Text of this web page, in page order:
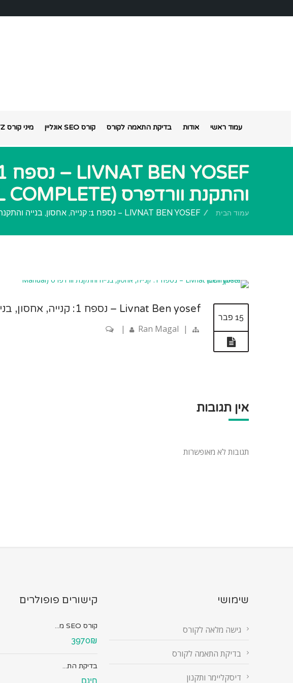
עמוד ראשי אודות בדיקת התאמה לקורס קורס SEO אונליין מיני קורס SEO BLITZ לעסקים
והתקנת וורדפרס (MANUAL COMPLETE)
עמוד הבית LIVNAT BEN YOSEF – נספח 1: קנייה, אחסון, בנייה והתקנת וורדפרס (MANUAL COMPLETE)
15 פבר
Livnat Ben yosef – נספח 1: קנייה, אחסון, בנייה והתקנת וורדפרס (Manual Complete)
Ran Magal |
|
אין תגובות
תגובות לא מאופשרות
שימושי
גישה מלאה לקורס
בדיקת התאמה לקורס
דיסקליימר ותקנון
קישורים פופולרים
קורס SEO מ...
3970₪
בדיקת הת...
חינם